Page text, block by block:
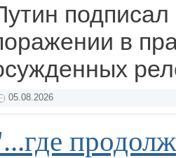
в
05.08.2026